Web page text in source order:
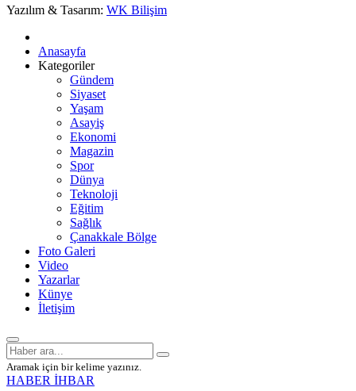
Yazılım & Tasarım: WK Bilişim
Anasayfa
Kategoriler
Gündem
Siyaset
Yaşam
Asayiş
Ekonomi
Magazin
Spor
Dünya
Teknoloji
Eğitim
Sağlık
Çanakkale Bölge
Foto Galeri
Video
Yazarlar
Künye
İletişim
Aramak için bir kelime yazınız.
HABER İHBAR